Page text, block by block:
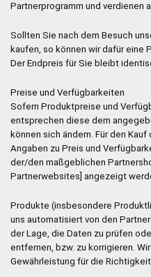
Partnerprogramm und verdienen
Sollten Sie nach dem Besuch
kaufen, so können wir dafür eine
Der Endpreis für Sie bleibt
Preise und Verfügbarkeiten
Sofern Produktpreise und
entsprechen diese dem
können sich ändern. Für den
Angaben zu Preis und
der/den maßgeblichen
Partnerwebsites] angezeigt
Produkte (insbesondere
uns automatisiert von den
der Lage, die Daten zu prüfen
entfernen, bzw. zu korrigieren.
Gewährleistung für die